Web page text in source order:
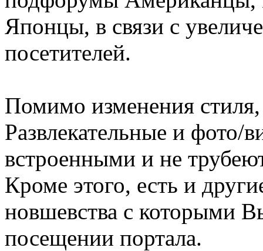
Японцы, в связи с
посетителей.
Помимо изменения
Развлекательные и фото/
встроенными и не
Кроме этого, есть и
новшевства с которыми
посещении портала.